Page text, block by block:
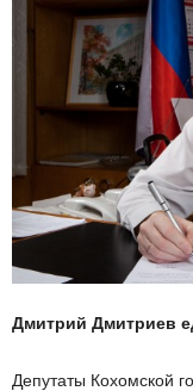
Дмитрий Дмитриев
Депутаты Кохомской